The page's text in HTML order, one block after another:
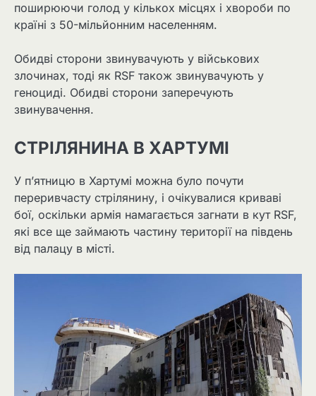
поширюючи голод у кількох місцях і хвороби по
країні з 50-мільйонним населенням.
Обидві сторони звинувачують у військових
злочинах, тоді як RSF також звинувачують у
геноциді. Обидві сторони заперечують
звинувачення.
СТРІЛЯНИНА В ХАРТУМІ
У п’ятницю в Хартумі можна було почути
переривчасту стрілянину, і очікувалися криваві
бої, оскільки армія намагається загнати в кут RSF,
які все ще займають частину території на південь
від палацу в місті.